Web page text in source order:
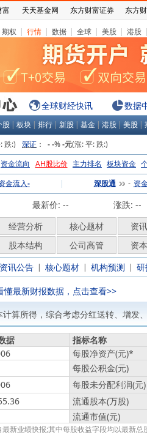
期权 | 行情 | 数据 | 全球 | 美股 | 港股
全球财经快讯 数据
股 | 板块 | 排行 | 新股 | 基金 | 港股 | 美股 |
跌:) 深证 ： - -% -元(涨:平:跌:)
资金流向 AH股比价 主力排名 板块资金
金流入- | 深股通 - 资
最新价: -- 涨跌: --
经营分析 核心题材
资
股本结构 公司高管
资
资讯公告 | 核心题材 | 机构预测 |
最新财报数据，点击查看>>
计算所得，综合考虑分红送转、增发
据
指标名称
每股净资产(元)*
每股公积金(元)
每股未分配利润(元)
流通股本(万股)
流通市值(元)
新业绩快报;其中每股收益字段均以最新
富 天天基金网 东方财富证券 东方